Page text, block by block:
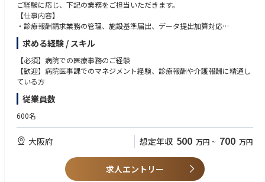
ご経験に応じ、下記の業務をご担当いただきます。
【仕事内容】
・診療報酬請求業務の管理、施設基準届出、データ提出加算対応
・経営層への報告資料作成
・院内会議や委員会への出席、他部署との調整・連携
・医事課スタッフの教育・育成・業務進捗管理
・診療報酬改定、介護報酬改定時の対応
※当直業務は無いため、ご安心くださいませ。
医事課：12名（課長1名、主任1名を含む／女性9名・男性3名）
求める経験 / スキル
【必須】病院での医療事務のご経験
【歓迎】病院医事課でのマネジメント経験、診療報酬や介護報酬に精通し
ている方
従業員数
600名
大阪府 想定年収 500 万円 ~ 700 万円
求人エントリー